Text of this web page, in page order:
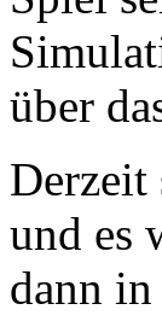
über
Derzeit
und es
dann